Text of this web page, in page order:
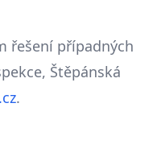
řešení případných
Štěpánská
.